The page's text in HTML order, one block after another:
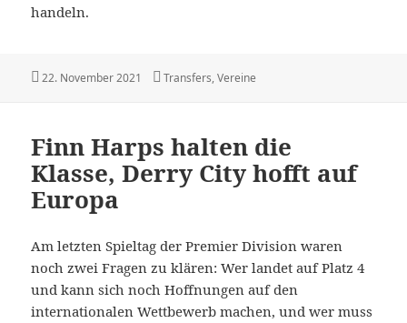
handeln.
Veröffentlicht
22. November 2021 Kategorien
Transfers,Vereine
Finn Harps halten die
Klasse, Derry City hofft auf
Europa
Am letzten Spieltag der Premier Division waren
noch zwei Fragen zu klären: Wer landet auf Platz 4
und kann sich noch Hoffnungen auf den
internationalen Wettbewerb machen, und wer muss